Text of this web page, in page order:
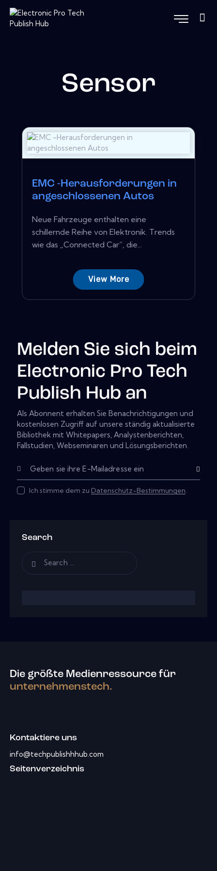
Sensor
EMC -Herausforderungen in
angeschlossenen Autos
Neue Fahrzeuge enthalten eine
schillernde Reihe von Elektronik. Trends
wie das „Connected Car“, die...
View More
Melden Sie sich beim
Electronic Pro Tech
Publish Hub an
Als Abonnent erhalten Sie Benachrichtigungen und
kostenlosen Zugriff auf unsere ständig aktualisierte
Bibliothek mit Whitepapers, Analystenberichten,
Fallstudien, Webseminaren und Lösungsberichten.
Subscribe
Ich stimme dem zu Datenschutz-Bestimmungen.
Search
Die größte Medienressource für
unternehmenstech.
Kontaktiere uns
info@techpublishhhub.com
Seitenverzeichnis